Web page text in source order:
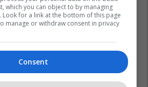
which you can object to by managing
for a link at the bottom of this page
manage or withdraw consent in privacy
Consent